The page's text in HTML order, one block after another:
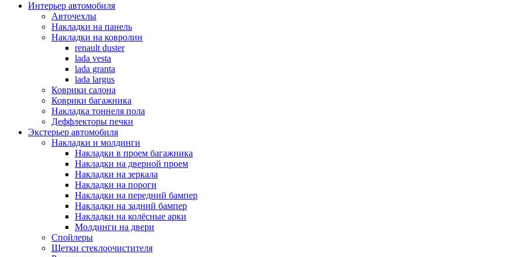
Интерьер автомобиля
Авточехлы
Накладки на панель
Накладки на ковролин
renault duster
lada vesta
lada granta
lada largus
Коврики салона
Коврики багажника
Накладка тоннеля пола
Деффлекторы печки
Экстерьер автомобиля
Накладки и молдинги
Накладки в проем багажника
Накладки на дверной проем
Накладки на зеркала
Накладки на пороги
Накладки на передний бампер
Накладки на задний бампер
Накладки на колёсные арки
Молдинги на двери
Спойлеры
Щетки стеклоочистителя